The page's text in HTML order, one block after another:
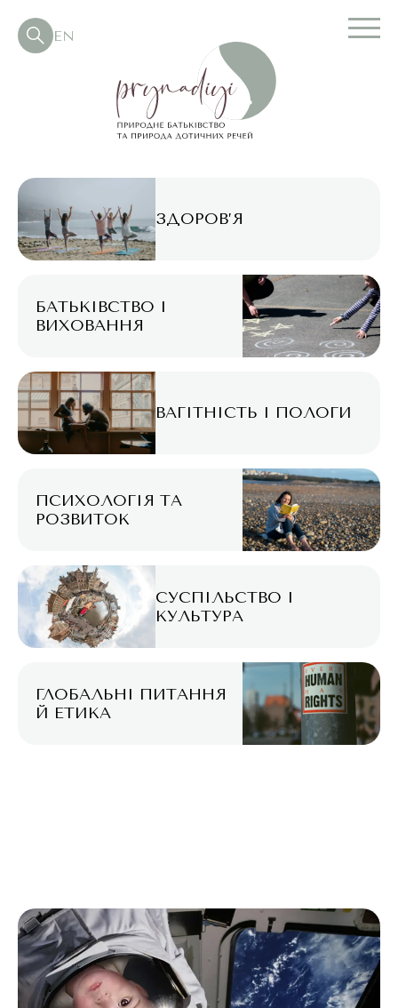
EN
ЗДОРОВ’Я
БАТЬКІВСТВО І
ВИХОВАННЯ
ВАГІТНІСТЬ І ПОЛОГИ
ПСИХОЛОГІЯ ТА
РОЗВИТОК
СУСПІЛЬСТВО І
КУЛЬТУРА
ГЛОБАЛЬНІ ПИТАННЯ
Й ЕТИКА